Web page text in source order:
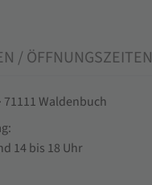
/ ÖFFNUNGSZEITEN
71111 Waldenbuch
14 bis 18 Uhr